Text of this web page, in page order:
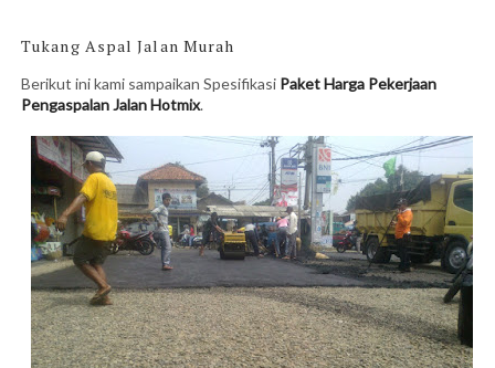
Tukang Aspal Jalan Murah
Berikut ini kami sampaikan Spesifikasi Paket Harga Pekerjaan
Pengaspalan Jalan Hotmix.